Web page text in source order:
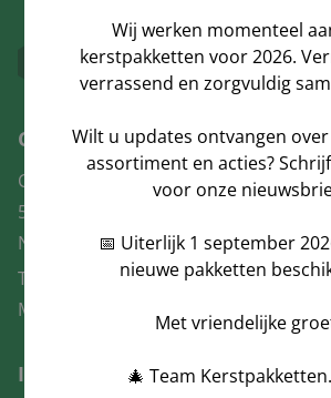
Contact
Canadabaan 16
5388 RT, Nistelrode
Nederland
Tel:
088-5010444
Mail:
info@kerstpakketten.nl
Informatie
Wij werken momenteel
kerstpakketten voor 2026.
verrassend en zorgvuldig
Wilt u updates ontvangen
assortiment en acties?
voor onze
📅 Uiterlijk 1 september
nieuwe pakketten
Met vriendelijke
🎄 Team